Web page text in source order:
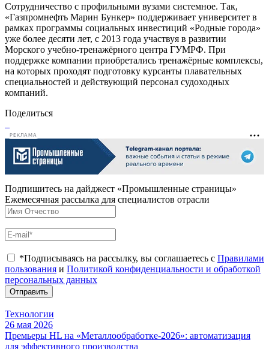
Сотрудничество с профильными вузами системное. Так,
«Газпромнефть Марин Бункер» поддерживает университет в
рамках программы социальных инвестиций «Родные города»
уже более десяти лет, с 2013 года участвуя в развитии
Морского учебно-тренажёрного центра ГУМРФ. При
поддержке компании приобретались тренажёрные комплексы,
на которых проходят подготовку курсанты плавательных
специальностей и действующий персонал судоходных
компаний.
Поделиться
РЕКЛАМА
Подпишитесь на дайджест «Промышленные страницы»
Ежемесячная рассылка для специалистов отрасли
*Подписываясь на рассылку, вы соглашаетесь с Правилами
пользования и Политикой конфиденциальности и обработкой
персональных данных
Отправить
Технологии
26 мая 2026
Премьеры HL на «Металлообработке-2026»: автоматизация
для эффективного производства